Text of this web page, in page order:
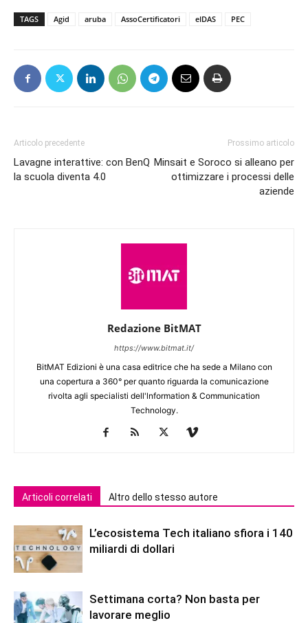
TAGS Agid aruba AssoCertificatori eIDAS PEC
Articolo precedente
Lavagne interattive: con BenQ
la scuola diventa 4.0
Prossimo articolo
Minsait e Soroco si alleano per
ottimizzare i processi delle
aziende
Redazione BitMAT
https://www.bitmat.it/
BitMAT Edizioni è una casa editrice che ha sede a Milano con
una copertura a 360° per quanto riguarda la comunicazione
rivolta agli specialisti dell'lnformation & Communication
Technology.
Articoli correlati Altro dello stesso autore
L’ecosistema Tech italiano sfiora i 140
miliardi di dollari
Settimana corta? Non basta per
lavorare meglio